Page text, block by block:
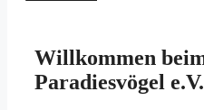
Willkommen
Paradiesvögel e.V.